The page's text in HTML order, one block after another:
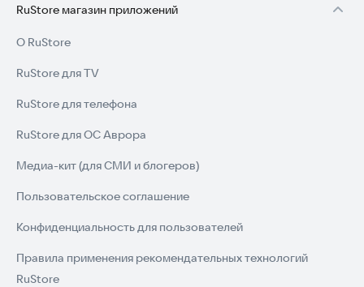
RuStore магазин приложений
О RuStore
RuStore для TV
RuStore для телефона
RuStore для ОС Аврора
Медиа-кит (для СМИ и блогеров)
Пользовательское соглашение
Конфиденциальность для пользователей
Правила применения рекомендательных технологий
RuStore